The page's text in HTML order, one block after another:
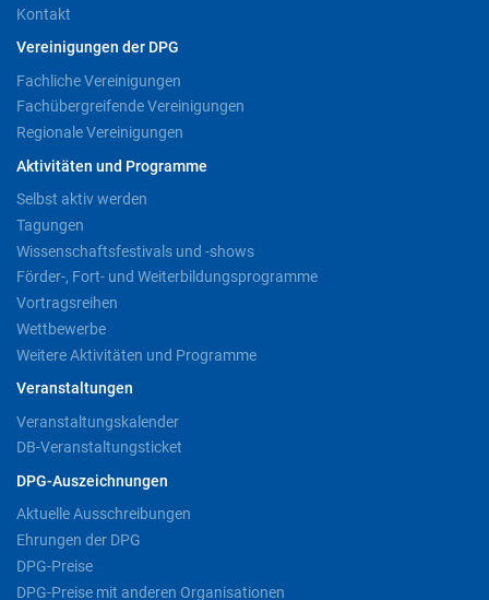
Kontakt
Vereinigungen der DPG
Fachliche Vereinigungen
Fachübergreifende Vereinigungen
Regionale Vereinigungen
Aktivitäten und Programme
Selbst aktiv werden
Tagungen
Wissenschaftsfestivals und -shows
Förder-, Fort- und Weiterbildungsprogramme
Vortragsreihen
Wettbewerbe
Weitere Aktivitäten und Programme
Veranstaltungen
Veranstaltungskalender
DB-Veranstaltungsticket
DPG-Auszeichnungen
Aktuelle Ausschreibungen
Ehrungen der DPG
DPG-Preise
DPG-Preise mit anderen Organisationen